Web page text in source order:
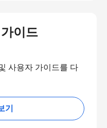
이드
사용자 가이드를 다
기